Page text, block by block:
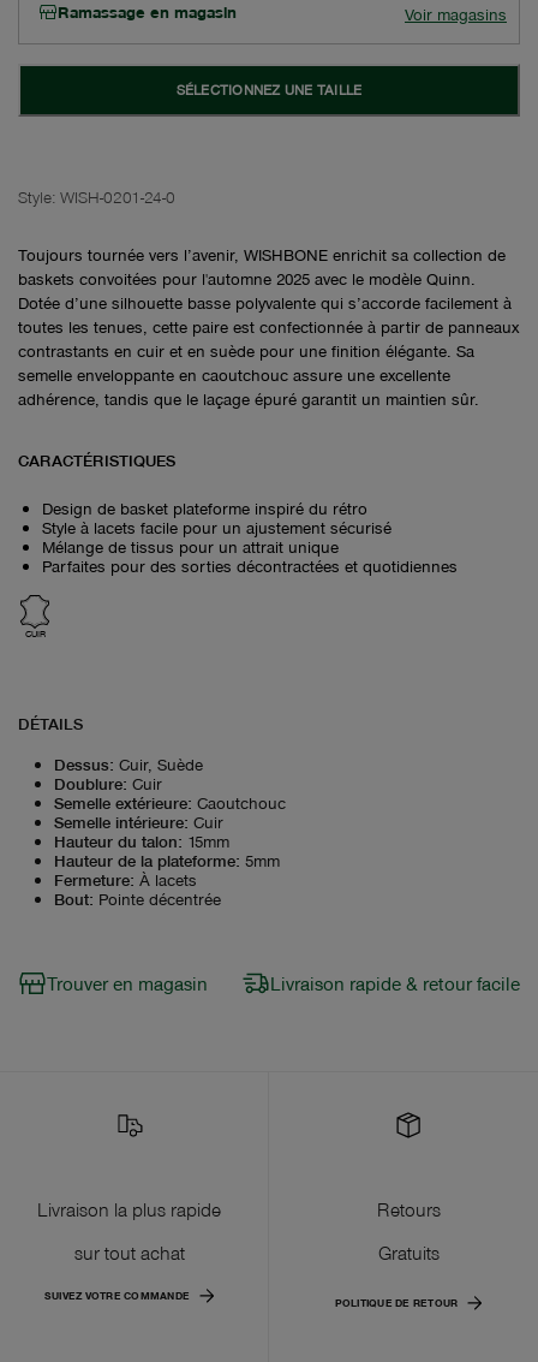
Ramassage en magasin Voir magasins
SÉLECTIONNEZ UNE TAILLE
Style: WISH-0201-24-0
Toujours tournée vers l’avenir, WISHBONE enrichit sa collection de
baskets convoitées pour l'automne 2025 avec le modèle Quinn.
Dotée d’une silhouette basse polyvalente qui s’accorde facilement à
toutes les tenues, cette paire est confectionnée à partir de panneaux
contrastants en cuir et en suède pour une finition élégante. Sa
semelle enveloppante en caoutchouc assure une excellente
adhérence, tandis que le laçage épuré garantit un maintien sûr.
CARACTÉRISTIQUES
Design de basket plateforme inspiré du rétro
Style à lacets facile pour un ajustement sécurisé
Mélange de tissus pour un attrait unique
Parfaites pour des sorties décontractées et quotidiennes
CUIR
DÉTAILS
Dessus: Cuir, Suède
Doublure: Cuir
Semelle extérieure: Caoutchouc
Semelle intérieure: Cuir
Hauteur du talon: 15mm
Hauteur de la plateforme: 5mm
Fermeture: À lacets
Bout: Pointe décentrée
Trouver en magasin Livraison rapide & retour facile
Livraison la plus rapide
sur tout achat
SUIVEZ VOTRE COMMANDE
Retours
Gratuits
POLITIQUE DE RETOUR